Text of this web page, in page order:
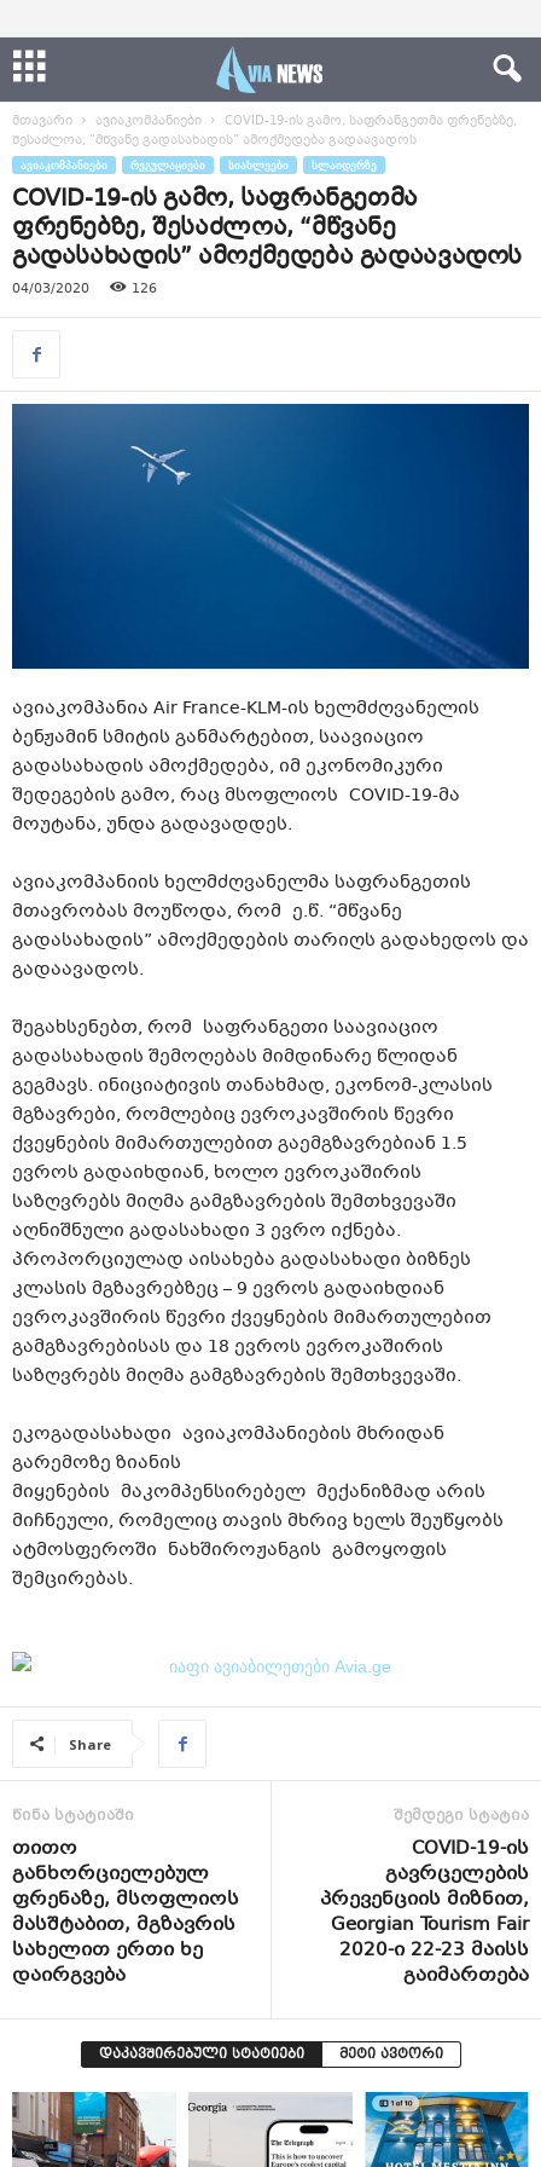
მთავარი ავიაკომპანიები
COVID-19-ის გამო, საფრანგეთმა ფრენებზე,
შესაძლოა, “მწვანე გადასახადის” ამოქმედება გადაავადოს
ᲐᲕᲘᲐᲙᲝᲛᲞᲐᲜᲘᲔᲑᲘ ᲠᲔᲒᲣᲚᲐᲪᲘᲔᲑᲘ ᲡᲘᲐᲮᲚᲔᲔᲑᲘ ᲡᲚᲐᲘᲓᲔᲠᲖᲔ
COVID-19-ის გამო, საფრანგეთმა
ფრენებზე, შესაძლოა, “მწვანე
გადასახადის” ამოქმედება გადაავადოს
04/03/2020 126
ავიაკომპანია Air France-KLM-ის ხელმძღვანელის
ბენჟამინ სმიტის განმარტებით, საავიაციო
გადასახადის ამოქმედება, იმ ეკონომიკური
შედეგების გამო, რაც მსოფლიოს COVID-19-მა
მოუტანა, უნდა გადავადდეს.
ავიაკომპანიის ხელმძღვანელმა საფრანგეთის
მთავრობას მოუწოდა, რომ ე.წ. “მწვანე
გადასახადის” ამოქმედების თარიღს გადახედოს და
გადაავადოს.
შეგახსენებთ, რომ საფრანგეთი საავიაციო
გადასახადის შემოღებას მიმდინარე წლიდან
გეგმავს. ინიციატივის თანახმად, ეკონომ-კლასის
მგზავრები, რომლებიც ევროკავშირის წევრი
ქვეყნების მიმართულებით გაემგზავრებიან 1.5
ევროს გადაიხდიან, ხოლო ევროკაშირის
საზღვრებს მიღმა გამგზავრების შემთხვევაში
აღნიშნული გადასახადი 3 ევრო იქნება.
პროპორციულად აისახება გადასახადი ბიზნეს
კლასის მგზავრებზეც – 9 ევროს გადაიხდიან
ევროკავშირის წევრი ქვეყნების მიმართულებით
გამგზავრებისას და 18 ევროს ევროკაშირის
საზღვრებს მიღმა გამგზავრების შემთხვევაში.
ეკოგადასახადი ავიაკომპანიების მხრიდან
გარემოზე ზიანის
მიყენების მაკომპენსირებელ მექანიზმად არის
მიჩნეული, რომელიც თავის მხრივ ხელს შეუწყობს
ატმოსფეროში ნახშიროჟანგის გამოყოფის
შემცირებას.
Share
წინა სტატიაში
თითო
განხორციელებულ
ფრენაზე, მსოფლიოს
მასშტაბით, მგზავრის
სახელით ერთი ხე
დაირგვება
შემდეგი სტატია
COVID-19-ის
გავრცელების
პრევენციის მიზნით,
Georgian Tourism Fair
2020-ი 22-23 მაისს
გაიმართება
დაკავშირებული სტატიები მეტი ავტორი